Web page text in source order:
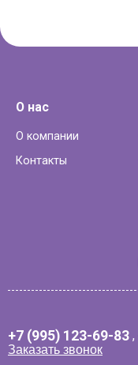
О нас
О компании
Контакты
+7 (995) 123-69-83 ,
Заказать звонок